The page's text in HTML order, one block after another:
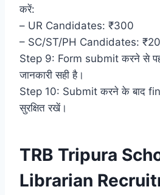
करें:
– UR Candidates: ₹300
– SC/ST/PH Candidates:
Step 9: Form submit करने से
जानकारी सही है।
Step 10: Submit करने के बाद
सुरक्षित रखें।
TRB Tripura
Librarian